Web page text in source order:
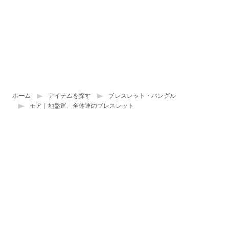
ホーム アイテムを探す
ブレスレット・バングル
モア｜地盤運、全体運のブレスレット